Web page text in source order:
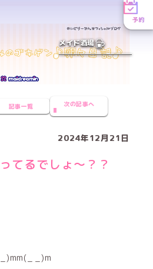
予約
メイド酒場
記事一覧 次の記事へ
2024年12月21日
てるでしょ〜？？
_)m